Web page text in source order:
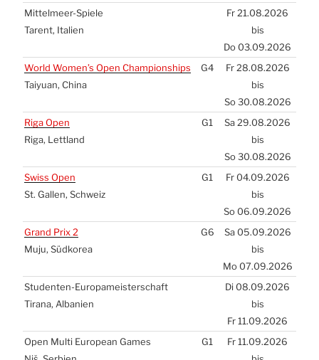
Mit­tel­meer-Spie­le
Tarent, Ita­li­en
Fr 21.08.2026
bis
Do 03.09.2026
World Women’s Open Cham­pion­ships
Tai­yu­an, Chi­na
G4
Fr 28.08.2026
bis
So 30.08.2026
Riga Open
Riga, Lett­land
G1
Sa 29.08.2026
bis
So 30.08.2026
Swiss Open
St. Gal­len, Schweiz
G1
Fr 04.09.2026
bis
So 06.09.2026
Grand Prix 2
Muju, Süd­ko­rea
G6
Sa 05.09.2026
bis
Mo 07.09.2026
Stu­den­ten-Euro­pa­meis­ter­schaft
Tira­na, Alba­ni­en
Di 08.09.2026
bis
Fr 11.09.2026
Open Mul­ti Euro­pean Games
G1
Fr 11.09.2026